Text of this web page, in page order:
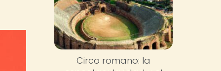
Circo romano: la